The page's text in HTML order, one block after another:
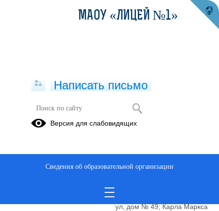
Полное наименование
образовательной организации* общеобразовательное
Сокращенное наименование
образовательной организации*
МАОУ «Лицей №1»
образовательной организации*
ул, дом № 49; Карла Маркса
МАОУ «ЛИЦЕЙ №1»
Написать письмо
Версия для слабовидящих
Сведения об образовательной организации